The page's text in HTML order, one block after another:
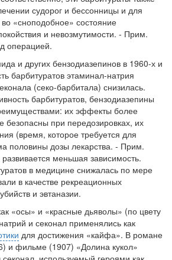
кардиотоксичность
Федеральная служба по
надзору в сфере
здравоохранения озвучила
тревожную статистику. Она
касаются увеличения риска
острой кардиотоксичности и
роста сопутствующих
осложнений от...
находиться с детьми в
Госдуму
Соответствующий
законопроект внесен в
палату на
рассмотрение. Суть его
заключается в
нахождении одного из
родителей в
судорог и бессонницы и для
«сноподобное» состояние
и не­возмутимости. - Прим.
операцией.
и других бензодиазепинов в 1960-х и
барбитуратов этаминал-натрия
(секо-барбитала) снизилась.
барбитуратов, бензодиазепины
их эффекты более
безопасны при передозировках, их
(время, ко­торое требуется для
половины дозы лекарства. - Прим.
меньшая зависимость.
в медицине снижалась по мере
в качестве рекреационных
и эвтаназии.
«осы» и «красные дьяволы» (по цвету
и секонал применялись как
для достижения «кайфа». В романе
и фильме (1907) «До­лина кукол»